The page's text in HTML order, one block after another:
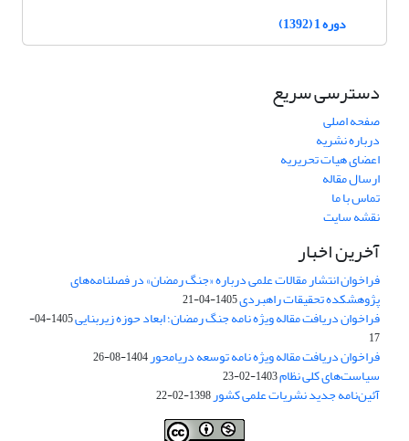
دوره 1 (1392)
دسترسی سریع
صفحه اصلی
درباره نشریه
اعضای هیات تحریریه
ارسال مقاله
تماس با ما
نقشه سایت
آخرین اخبار
فراخوان انتشار مقالات علمی درباره «جنگ رمضان» در فصلنامه‌های
پژوهشکده تحقیقات راهبردی1405-04-21
فراخوان دریافت مقاله ویژه نامه جنگ رمضان؛ ابعاد حوزه زیربنایی
1405-04-
17
فراخوان دریافت مقاله ویژه نامه توسعه دریامحور1404-08-26
سیاست‌های کلی نظام1403-02-23
آئین‌نامه جدید نشریات علمی کشور1398-02-22